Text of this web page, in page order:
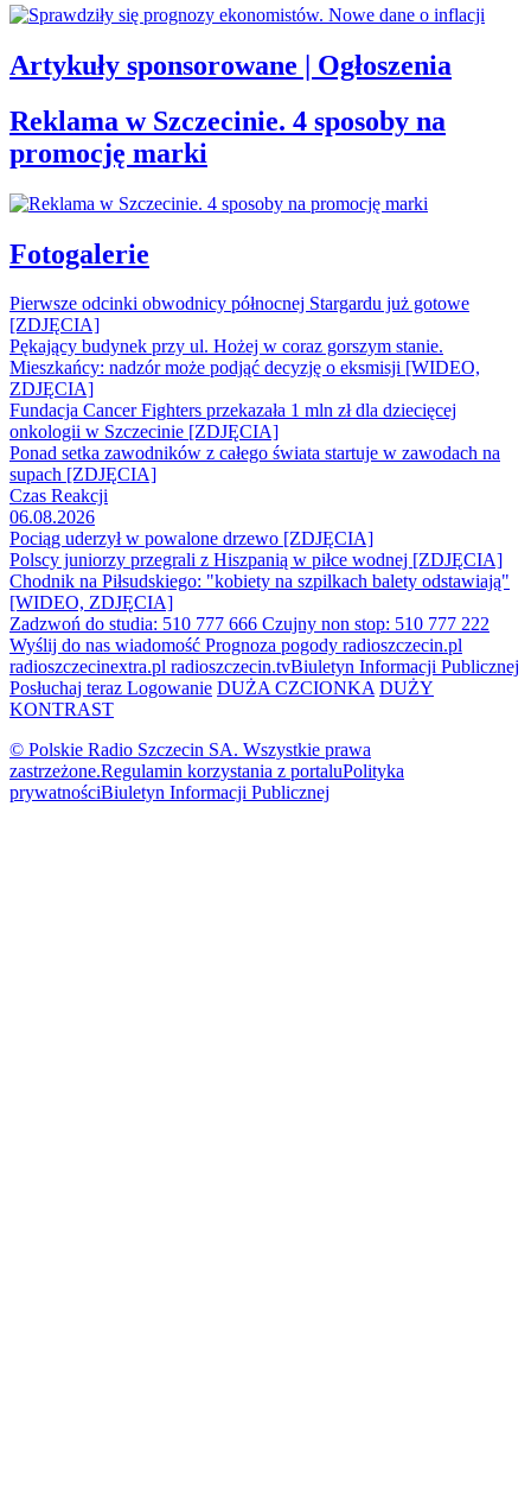
Artykuły sponsorowane | Ogłoszenia
Reklama w Szczecinie. 4 sposoby na
promocję marki
Fotogalerie
Pierwsze odcinki obwodnicy północnej Stargardu już gotowe
[ZDJĘCIA]
Pękający budynek przy ul. Hożej w coraz gorszym stanie.
Mieszkańcy: nadzór może podjąć decyzję o eksmisji [WIDEO,
ZDJĘCIA]
Fundacja Cancer Fighters przekazała 1 mln zł dla dziecięcej
onkologii w Szczecinie [ZDJĘCIA]
Ponad setka zawodników z całego świata startuje w zawodach na
supach [ZDJĘCIA]
Czas Reakcji
06.08.2026
Pociąg uderzył w powalone drzewo [ZDJĘCIA]
Polscy juniorzy przegrali z Hiszpanią w piłce wodnej [ZDJĘCIA]
Chodnik na Piłsudskiego: "kobiety na szpilkach balety odstawiają"
[WIDEO, ZDJĘCIA]
Zadzwoń do studia: 510 777 666 Czujny non stop: 510 777 222
Wyślij do nas wiadomość Prognoza pogody radioszczecin.pl
radioszczecinextra.pl radioszczecin.tvBiuletyn Informacji Publicznej
Posłuchaj teraz Logowanie DUŻA CZCIONKA DUŻY
KONTRAST
© Polskie Radio Szczecin SA. Wszystkie prawa
zastrzeżone.Regulamin korzystania z portaluPolityka
prywatnościBiuletyn Informacji Publicznej